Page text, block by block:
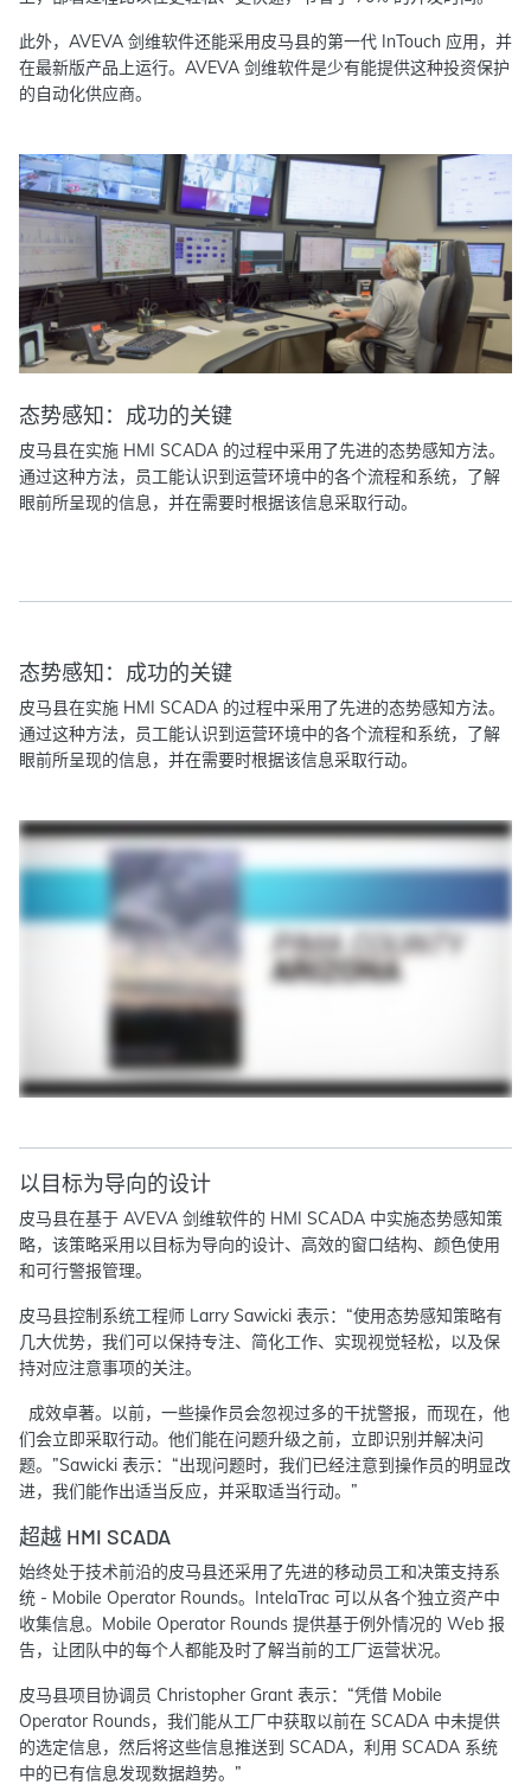
此外，AVEVA 剑维软件还能采用皮马县的第一代 InTouch 应用，并
在最新版产品上运行。AVEVA 剑维软件是少有能提供这种投资保护
的自动化供应商。
态势感知：成功的关键
皮马县在实施 HMI SCADA 的过程中采用了先进的态势感知方法。
通过这种方法，员工能认识到运营环境中的各个流程和系统，了解
眼前所呈现的信息，并在需要时根据该信息采取行动。
态势感知：成功的关键
皮马县在实施 HMI SCADA 的过程中采用了先进的态势感知方法。
通过这种方法，员工能认识到运营环境中的各个流程和系统，了解
眼前所呈现的信息，并在需要时根据该信息采取行动。
以目标为导向的设计
皮马县在基于 AVEVA 剑维软件的 HMI SCADA 中实施态势感知策
略，该策略采用以目标为导向的设计、高效的窗口结构、颜色使用
和可行警报管理。
皮马县控制系统工程师 Larry Sawicki 表示：“使用态势感知策略有
几大优势，我们可以保持专注、简化工作、实现视觉轻松，以及保
持对应注意事项的关注。
成效卓著。以前，一些操作员会忽视过多的干扰警报，而现在，他
们会立即采取行动。他们能在问题升级之前，立即识别并解决问
题。”Sawicki 表示：“出现问题时，我们已经注意到操作员的明显改
进，我们能作出适当反应，并采取适当行动。”
超越 HMI SCADA
始终处于技术前沿的皮马县还采用了先进的移动员工和决策支持系
统 - Mobile Operator Rounds。IntelaTrac 可以从各个独立资产中
收集信息。Mobile Operator Rounds 提供基于例外情况的 Web 报
告，让团队中的每个人都能及时了解当前的工厂运营状况。
皮马县项目协调员 Christopher Grant 表示：“凭借 Mobile
Operator Rounds，我们能从工厂中获取以前在 SCADA 中未提供
的选定信息，然后将这些信息推送到 SCADA，利用 SCADA 系统
中的已有信息发现数据趋势。”